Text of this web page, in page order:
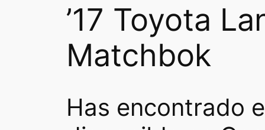
’17 Toyota
Matchbok
Has encontrado